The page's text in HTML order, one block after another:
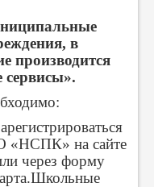
в
производится
«НСПК» на сайте
через форму